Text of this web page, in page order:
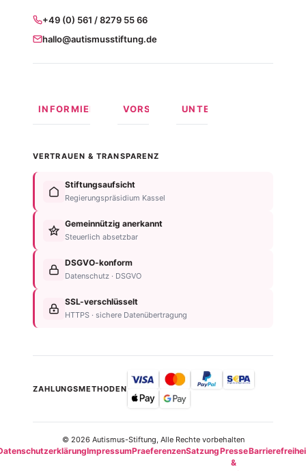
+49 (0) 561 / 8279 55 66
hallo@autismusstiftung.de
INFORMIEREN
Formen
Autismus
Anzeichen
Diagnose
Betroffene
Einrichtungsübersicht
VORSORGEN
Behindertentestament
Im
Testament
Nachlassplanung
Zustiftung
Kind
absichern
Vorteile
UNTERSTÜTZEN
VERTRAUEN & TRANSPARENZ
Stiftungsaufsicht
Regierungspräsidium Kassel
Gemeinnützig anerkannt
Steuerlich absetzbar
DSGVO-konform
Datenschutz · DSGVO
SSL-verschlüsselt
HTTPS · sichere Datenübertragung
ZAHLUNGSMETHODEN
© 2026 Autismus-Stiftung, Alle Rechte vorbehalten
ImpressumPraeferenzenSatzungPresse
&